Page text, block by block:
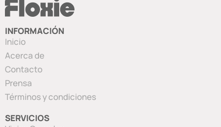
INFORMACIÓN
Inicio
Acerca de
Contacto
Prensa
Términos y condiciones
SERVICIOS